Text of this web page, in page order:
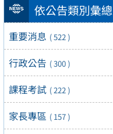
依公告類別彙總
重要消息 ( 522 )
行政公告 ( 300 )
課程考試 ( 222 )
家長專區 ( 157 )